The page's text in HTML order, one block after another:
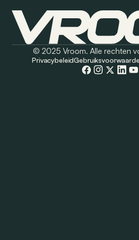
© 2025 Vroom. Alle rechten
Privacybeleid